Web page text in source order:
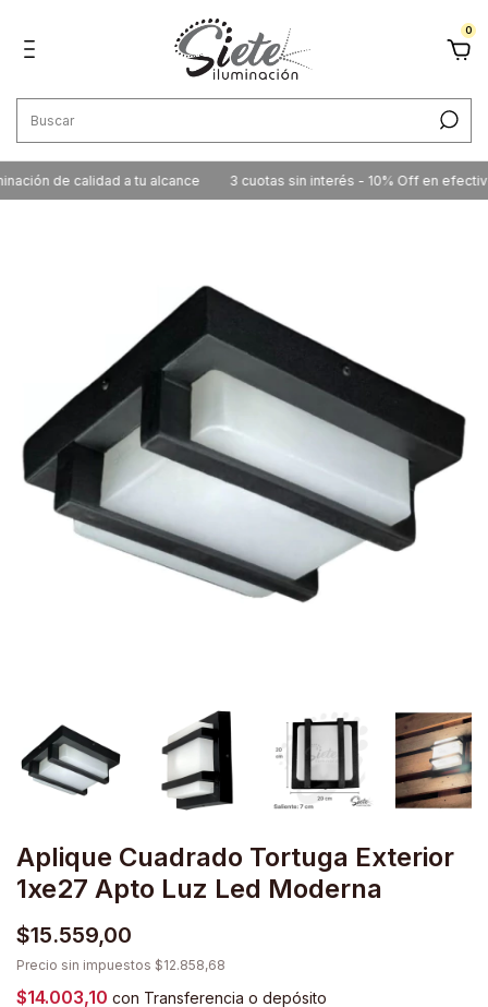
0
de calidad a tu alcance 3 cuotas sin interés - 10% Off en efectivo
Aplique Cuadrado Tortuga Exterior
1xe27 Apto Luz Led Moderna
$15.559,00
Precio sin impuestos $12.858,68
$14.003,10 con Transferencia o depósito